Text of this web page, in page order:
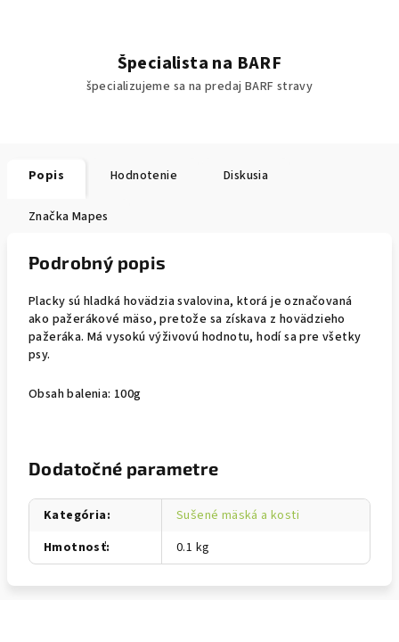
Špecialista na BARF
špecializujeme sa na predaj BARF stravy
Popis Hodnotenie Diskusia
Značka Mapes
Podrobný popis
Placky sú hladká hovädzia svalovina, ktorá je označovaná
ako pažerákové mäso, pretože sa získava z hovädzieho
pažeráka. Má vysokú výživovú hodnotu, hodí sa pre všetky
psy.
Obsah balenia: 100g
Dodatočné parametre
Kategória:
Sušené mäská a kosti
Hmotnosť: 0.1 kg